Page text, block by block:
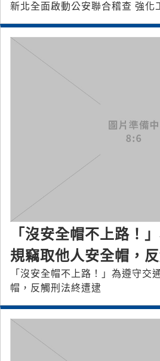
新北全面啟動公安聯合稽查 強化
「沒安全帽不上路！
規竊取他人安全帽，
「沒安全帽不上路！」為遵守交
帽，反觸刑法終遭逮